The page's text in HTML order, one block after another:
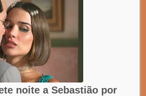
noite a Sebastião por